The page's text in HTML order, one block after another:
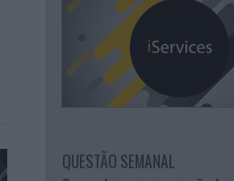
QUESTÃO SEMANAL